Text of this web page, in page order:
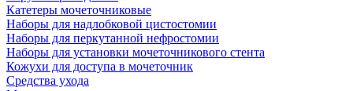
Катетеры мочеточниковые
Наборы для надлобковой цистостомии
Наборы для перкутанной нефростомии
Наборы для установки мочеточникового стента
Кожухи для доступа в мочеточник
Средства ухода